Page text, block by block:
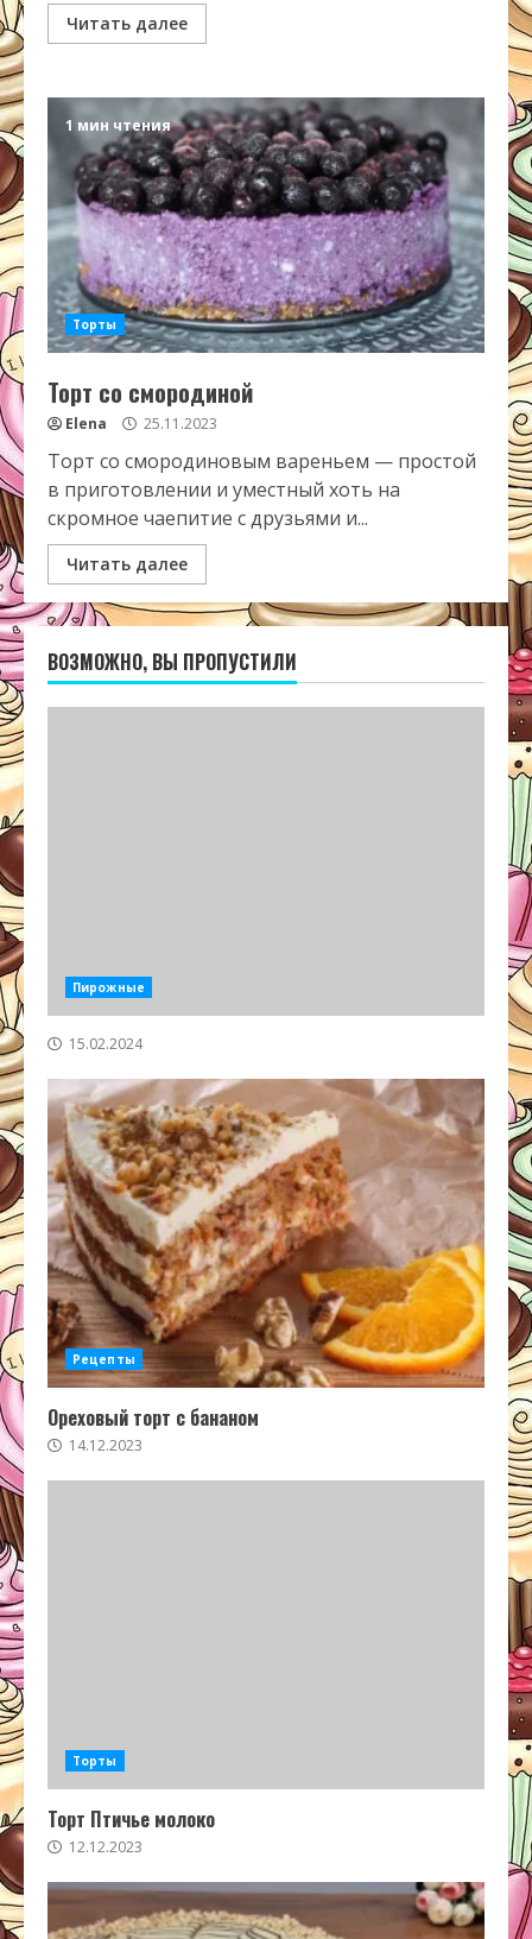
Читать далее
1 мин чтения
Торты
Торт со смородиной
Elena 25.11.2023
Торт со смородиновым вареньем — простой
в приготовлении и уместный хоть на
скромное чаепитие с друзьями и...
Читать далее
ВОЗМОЖНО, ВЫ ПРОПУСТИЛИ
Пирожные
15.02.2024
Рецепты
Ореховый торт с бананом
14.12.2023
Торты
Торт Птичье молоко
12.12.2023